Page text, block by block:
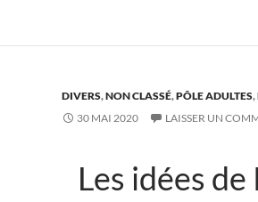
b
o
o
er es
t
bl
r
g
DIVERS,NON CLASSÉ,PÔLE ADULTES,
30 MAI 2020
LAISSER UN
Les idées